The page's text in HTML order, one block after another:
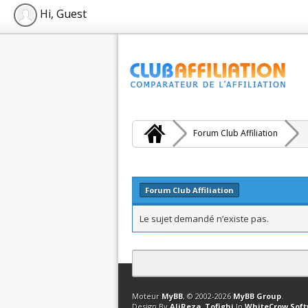
Hi, Guest
Forum Club Affiliation
Forum Club Affiliation
Le sujet demandé n’existe pas.
Contact Club Affiliation Retourner en
Moteur MyBB, © 2002-2026 MyBB Group.